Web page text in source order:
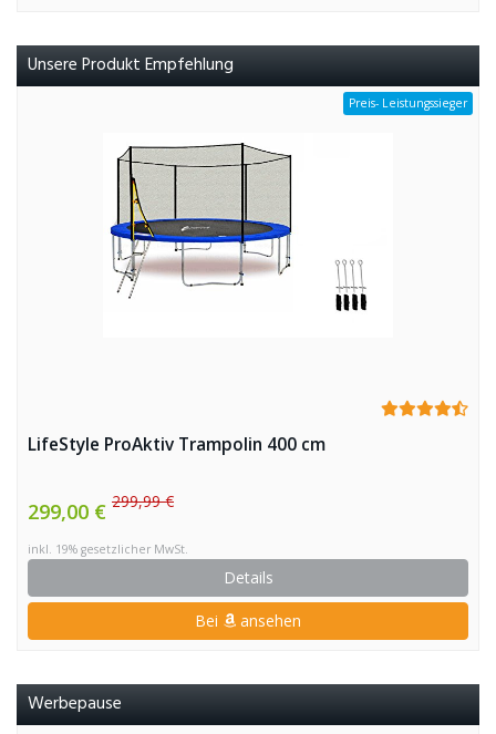
Unsere Produkt Empfehlung
Preis- Leistungssieger
LifeStyle ProAktiv Trampolin 400 cm
299,00 € 299,99 €
inkl. 19% gesetzlicher MwSt.
Details
Bei ansehen
Werbepause